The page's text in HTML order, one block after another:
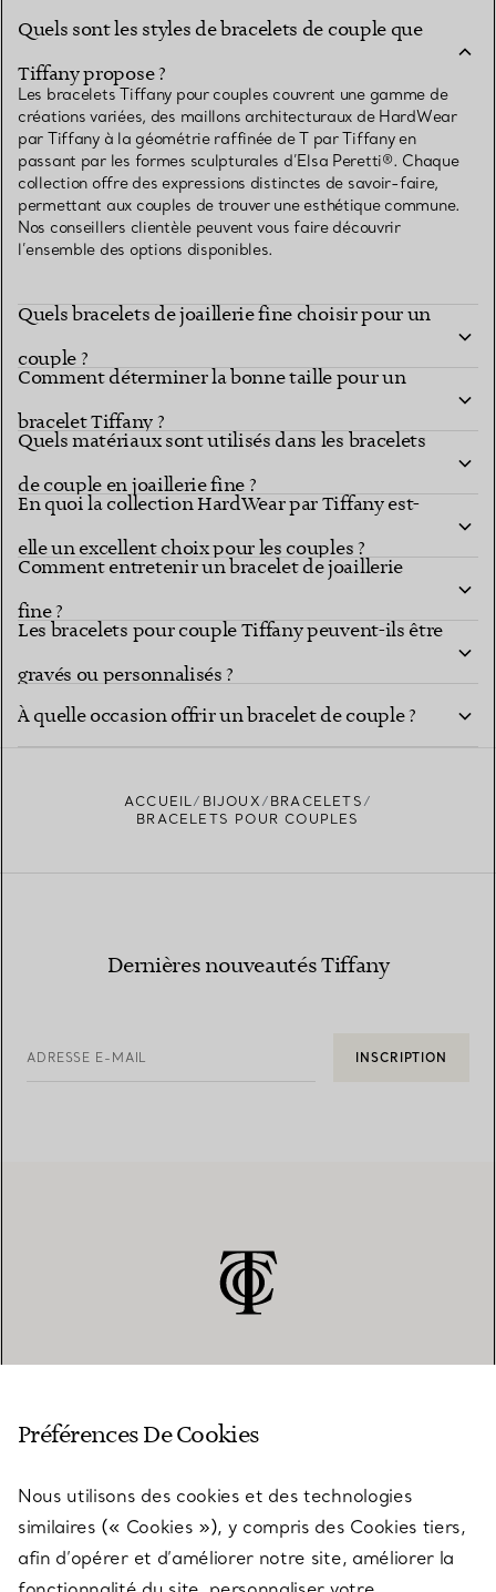
Quels sont les styles de bracelets de couple que
Tiffany propose ?
Les bracelets Tiffany pour couples couvrent une gamme de
créations variées, des maillons architecturaux de HardWear
par Tiffany à la géométrie raffinée de T par Tiffany en
passant par les formes sculpturales d’Elsa Peretti®. Chaque
collection offre des expressions distinctes de savoir-faire,
permettant aux couples de trouver une esthétique commune.
Nos conseillers clientèle peuvent vous faire découvrir
l’ensemble des options disponibles.
Quels bracelets de joaillerie fine choisir pour un
couple ?
Comment déterminer la bonne taille pour un
bracelet Tiffany ?
Quels matériaux sont utilisés dans les bracelets
de couple en joaillerie fine ?
En quoi la collection HardWear par Tiffany est-
elle un excellent choix pour les couples ?
Comment entretenir un bracelet de joaillerie
fine ?
Les bracelets pour couple Tiffany peuvent-ils être
gravés ou personnalisés ?
À quelle occasion offrir un bracelet de couple ?
ACCUEIL BIJOUX
BRACELETS
BRACELETS POUR COUPLES
Dernières nouveautés Tiffany
ADRESSE E-MAIL INSCRIPTION
SERVICES
Préférences De Cookies
Nous utilisons des cookies et des technologies
similaires (« Cookies »), y compris des Cookies tiers,
afin d’opérer et d’améliorer notre site, améliorer la